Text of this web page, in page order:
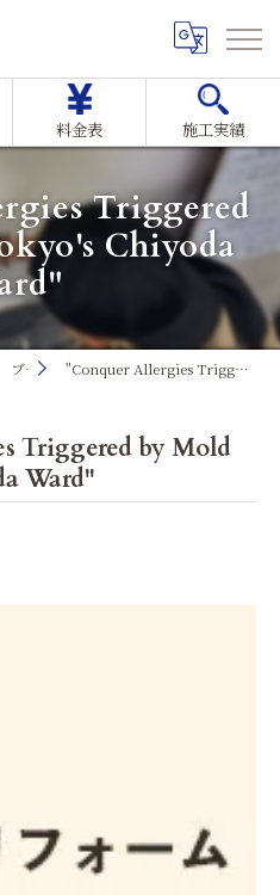
料金表 施工実績
Triggered
Chiyoda
ブログ "Conquer Allergies Triggered by Mold in Tokyo's Chiyoda Ward"
Triggered by Mold
Ward"